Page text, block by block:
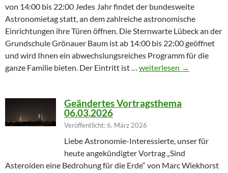
von 14:00 bis 22:00 Jedes Jahr findet der bundesweite
Astronomietag statt, an dem zahlreiche astronomische
Einrichtungen ihre Türen öffnen. Die Sternwarte Lübeck an der
Grundschule Grönauer Baum ist ab 14:00 bis 22:00 geöffnet
und wird Ihnen ein abwechslungsreiches Programm für die
ganze Familie bieten. Der Eintritt ist … Winterprogramm endet
weiterlesen →
Geändertes Vortragsthema
06.03.2026
Veröffentlicht: 6. März 2026
Liebe Astronomie-Interessierte, unser für
heute angekündigter Vortrag „Sind
Asteroiden eine Bedrohung für die Erde“ von Marc Wiekhorst